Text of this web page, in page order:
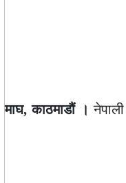
माघ, काठमाडौं ।